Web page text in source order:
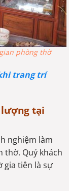
phòng thờ
trang trí
tại
nghiệm làm
thờ. Quý khách
gia tiên là sự